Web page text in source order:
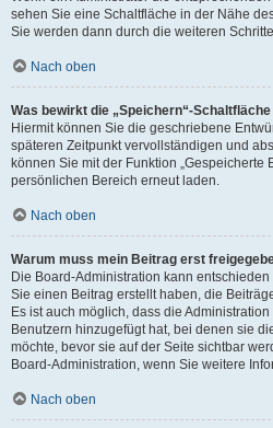
sehen Sie eine Schaltfläche in der Nähe
Sie werden dann durch die weiteren
Nach oben
Was bewirkt die „Speichern“-
Hiermit können Sie die geschriebene
späteren Zeitpunkt vervollständigen und
können Sie mit der Funktion „Gespeicherte
persönlichen Bereich erneut laden.
Nach oben
Warum muss mein Beitrag erst
Die Board-Administration kann
Sie einen Beitrag erstellt haben, die
Es ist auch möglich, dass die
Benutzern hinzugefügt hat, bei denen sie
möchte, bevor sie auf der Seite sichtbar
Board-Administration, wenn Sie weitere
Nach oben